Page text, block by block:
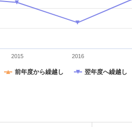
前年度から繰越し 翌年度へ繰越し
2015 2016